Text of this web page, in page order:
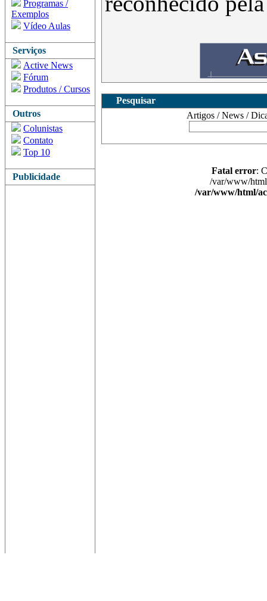
Programas /
Exemplos
Vídeo Aulas
Serviços
Active News
Fórum
Produtos / Cursos
Outros
Colunistas
Contato
Top 10
Publicidade
Pesquisar
Artigos / News /
Fatal error:
/var/www/
/var/www/html/